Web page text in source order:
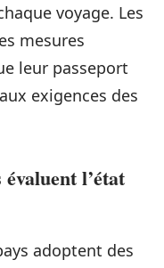
voyage. Les
mesures
leur passeport
exigences des
l’état
adoptent des